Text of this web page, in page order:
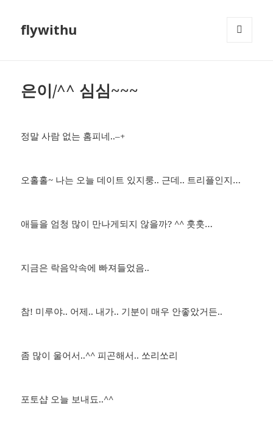
flywithu
은이/^^ 심심~~~
정말 사람 없는 홈피네..–+
오홀홀~ 나는 오늘 데이트 있지룽.. 근데.. 트리플인지…
애들을 엄청 많이 만나게되지 않을까? ^^ 훗훗…
지금은 락음악속에 빠져들었음..
참! 미루야.. 어제.. 내가.. 기분이 매우 안좋았거든..
좀 많이 울어서..^^ 피곤해서.. 쏘리쏘리
포토샵 오늘 보내됴..^^